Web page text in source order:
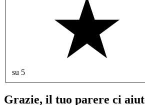
su 5
Grazie, il tuo parere ci